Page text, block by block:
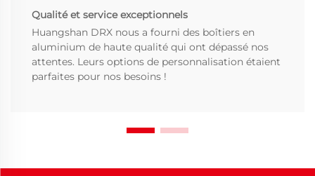
Qualité et service exceptionnels
Huangshan DRX nous a fourni des boîtiers en
aluminium de haute qualité qui ont dépassé nos
attentes. Leurs options de personnalisation étaient
parfaites pour nos besoins !